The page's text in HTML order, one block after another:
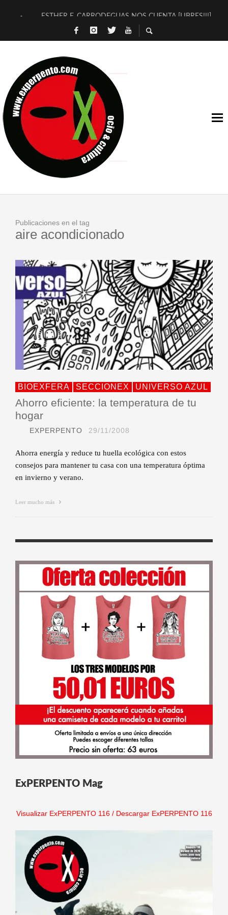
ESTHER F. CARRODEGUAS NOS CUENTA [LIBRES!!!]
[TERRA DE GUAPES] DE SANDRA MONFORT
TIMBRE 4, LA ESCUELA DEL DIRECTOR TEATRAL CLAUDIO
30 AÑOS (NO ES NADA) DE LA KATARSIS DEL TOMATAZO
MILITARES JUDÍAS EN #EXVITA
D’BALDOMEROS REINVENTAN [BITÁCORA 3.0] EN EXVITA
MARSHALL FLASH PRESENTA EN EXVITA [RELATIVA
JOFRE BARDAGÍ EN EXVITA INTERPRETANDO A SERRAT
Publicaciones en el tag
aire acondicionado
BIOEXFERA SECCIONEX UNIVERSO AZUL
Ahorro eficiente: la temperatura de tu
hogar
EXPERPENTO 29/11/2008
Ahorra energía y reduce tu huella ecológica con estos
consejos para mantener tu casa con una temperatura óptima
en invierno y verano.
Leer mucho más
ExPERPENTO Mag
Visualizar ExPERPENTO 116/ Descargar ExPERPENTO 116